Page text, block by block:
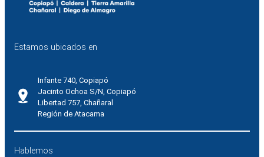
Estamos ubicados en
Infante 740, Copiapó
Jacinto Ochoa S/N, Copiapó
Libertad 757, Chañaral
Región de Atacama
Hablemos